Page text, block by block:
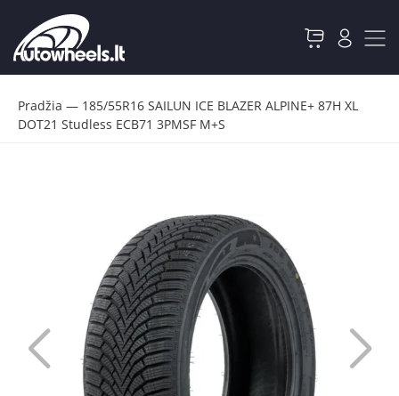
Pradžia — 185/55R16 SAILUN ICE BLAZER ALPINE+ 87H XL
DOT21 Studless ECB71 3PMSF M+S